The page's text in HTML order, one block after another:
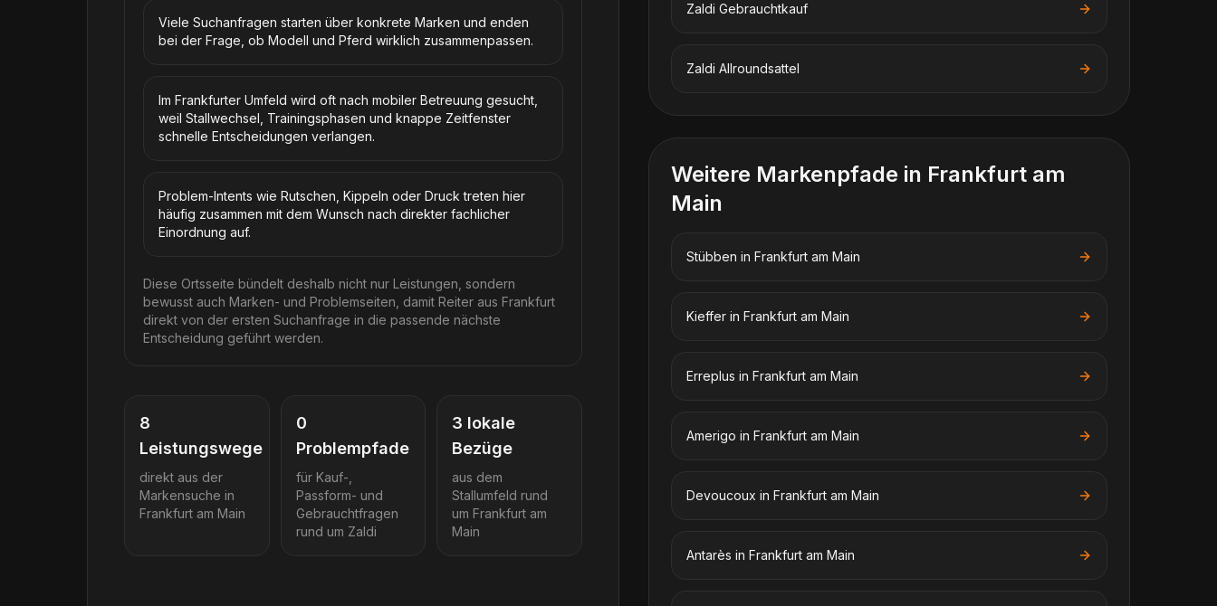
Viele Suchanfragen starten über konkrete Marken und enden
bei der Frage, ob Modell und Pferd wirklich zusammenpassen.
Im Frankfurter Umfeld wird oft nach mobiler Betreuung gesucht,
weil Stallwechsel, Trainingsphasen und knappe Zeitfenster
schnelle Entscheidungen verlangen.
Problem-Intents wie Rutschen, Kippeln oder Druck treten hier
häufig zusammen mit dem Wunsch nach direkter fachlicher
Einordnung auf.
Diese Ortsseite bündelt deshalb nicht nur Leistungen, sondern
bewusst auch Marken- und Problemseiten, damit Reiter aus Frankfurt
direkt von der ersten Suchanfrage in die passende nächste
Entscheidung geführt werden.
8
Leistungswege
direkt aus der
Markensuche in
Frankfurt am Main
0
Problempfade
für Kauf-,
Passform- und
Gebrauchtfragen
rund um Zaldi
3 lokale
Bezüge
aus dem
Stallumfeld rund
umFrankfurt am
Main
Zaldi Gebrauchtkauf
Zaldi Allroundsattel
Weitere Markenpfade in Frankfurt am
Main
Stübben in Frankfurt am Main
Kieffer in Frankfurt am Main
Erreplus in Frankfurt am Main
Amerigo in Frankfurt am Main
Devoucoux in Frankfurt am Main
Antarès in Frankfurt am Main